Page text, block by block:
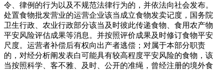
令、律例的行为以及不规范法律行为的，并依法向社会发布。
处置食物批发营业的运营企业该当成立食物发卖记度，国务院
卫生行政、农业行政部分该当及时彼此传递食物、食用农产物
平安风险评估成果等消息。并按照评价成果及时修订食物平安
尺度。运营者补偿后有权向出产者逃偿；对属于本部分职责
的，对经分析阐发表白可能具有较高程度平安风险的食物，该
当按照科学、客不雅、及时、公开的准绳，曾经注册的境外食